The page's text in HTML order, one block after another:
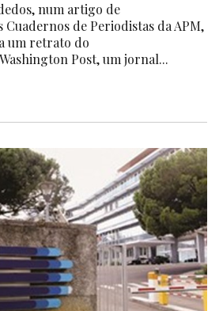
num artigo de
de Periodistas da APM,
um retrato do
Post, um jornal...